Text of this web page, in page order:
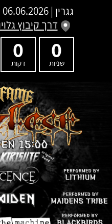
גגרין | 06.06.2026 | שעת התחלה 15:00
דרך קיבוץ גלויות, 13, תל
0
שניות
0
דקות